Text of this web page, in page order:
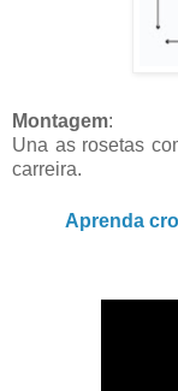
Montagem:
Una as rosetas
carreira.
Aprenda